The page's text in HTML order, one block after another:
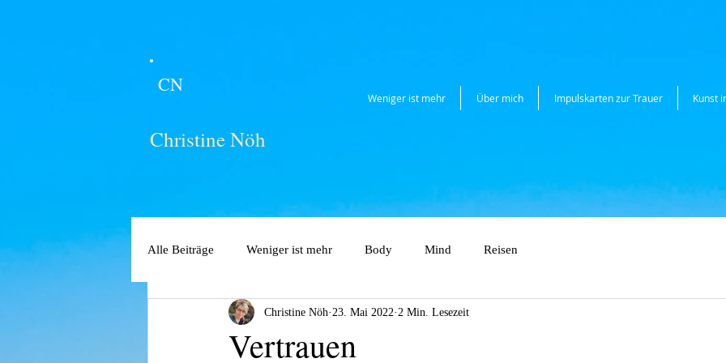
Weniger ist mehr Über mich Impulskarten zur Trauer Kunst
CN
Christine Nöh
Alle Beiträge Weniger ist mehr Body Mind Reisen
Vertrauen
Christine Nöh 23. Mai 2022 2 Min. Lesezeit